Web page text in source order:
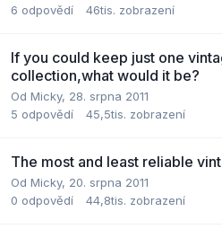
6 odpovědí 46tis. zobrazení
If you could keep just one
collection,what would it be?
Od Micky, 28. srpna 2011
5 odpovědí 45,5tis. zobrazení
The most and least reliable
Od Micky, 20. srpna 2011
0 odpovědí 44,8tis. zobrazení